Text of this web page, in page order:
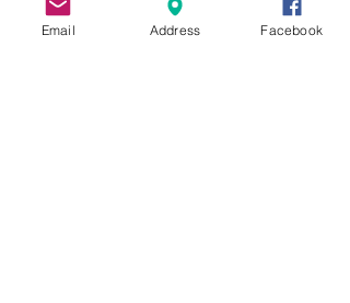
Email Address Facebook